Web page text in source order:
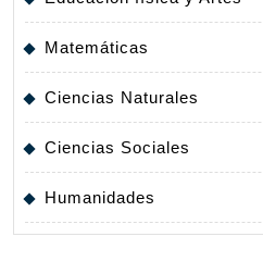
Matemáticas
Ciencias Naturales
Ciencias Sociales
Humanidades